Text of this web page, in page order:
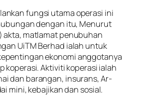
fungsi utama operasi ini
dengan itu, Menurut
akta, matlamat penubuhan
UiTM Berhad ialah untuk
ekonomi anggotanya
koperasi. Aktiviti koperasi ialah
dan barangan, insurans, Ar-
mini, kebajikan dan sosial.